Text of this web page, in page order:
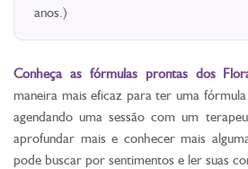
anos.)
Conheça as fórmulas prontas dos
maneira mais eficaz para ter uma
agendando uma sessão com um
aprofundar mais e conhecer mais
pode buscar por sentimentos e ler suas